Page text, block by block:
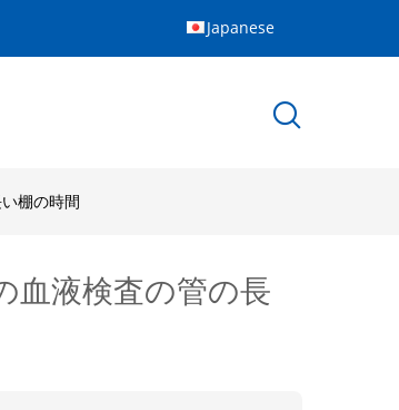
Japanese
棚の時間
血液検査の管の長